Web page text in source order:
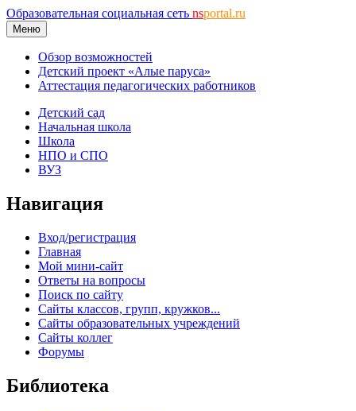
Образовательная социальная сеть nsportal.ru
Меню
Обзор возможностей
Детский проект «Алые паруса»
Аттестация педагогических работников
Детский сад
Начальная школа
Школа
НПО и СПО
ВУЗ
Навигация
Вход/регистрация
Главная
Мой мини-сайт
Ответы на вопросы
Поиск по сайту
Сайты классов, групп, кружков...
Сайты образовательных учреждений
Сайты коллег
Форумы
Библиотека